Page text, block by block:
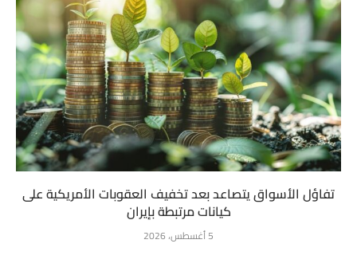
تفاؤل الأسواق يتصاعد بعد تخفيف العقوبات الأمريكية على
كيانات مرتبطة بإيران
5 أغسطس، 2026